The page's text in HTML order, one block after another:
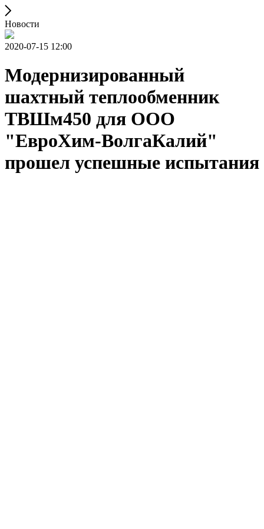
Новости
2020-07-15 12:00
Модернизированный
шахтный теплообменник
ТВШм450 для ООО
"ЕвроХим-ВолгаКалий"
прошел успешные испытания